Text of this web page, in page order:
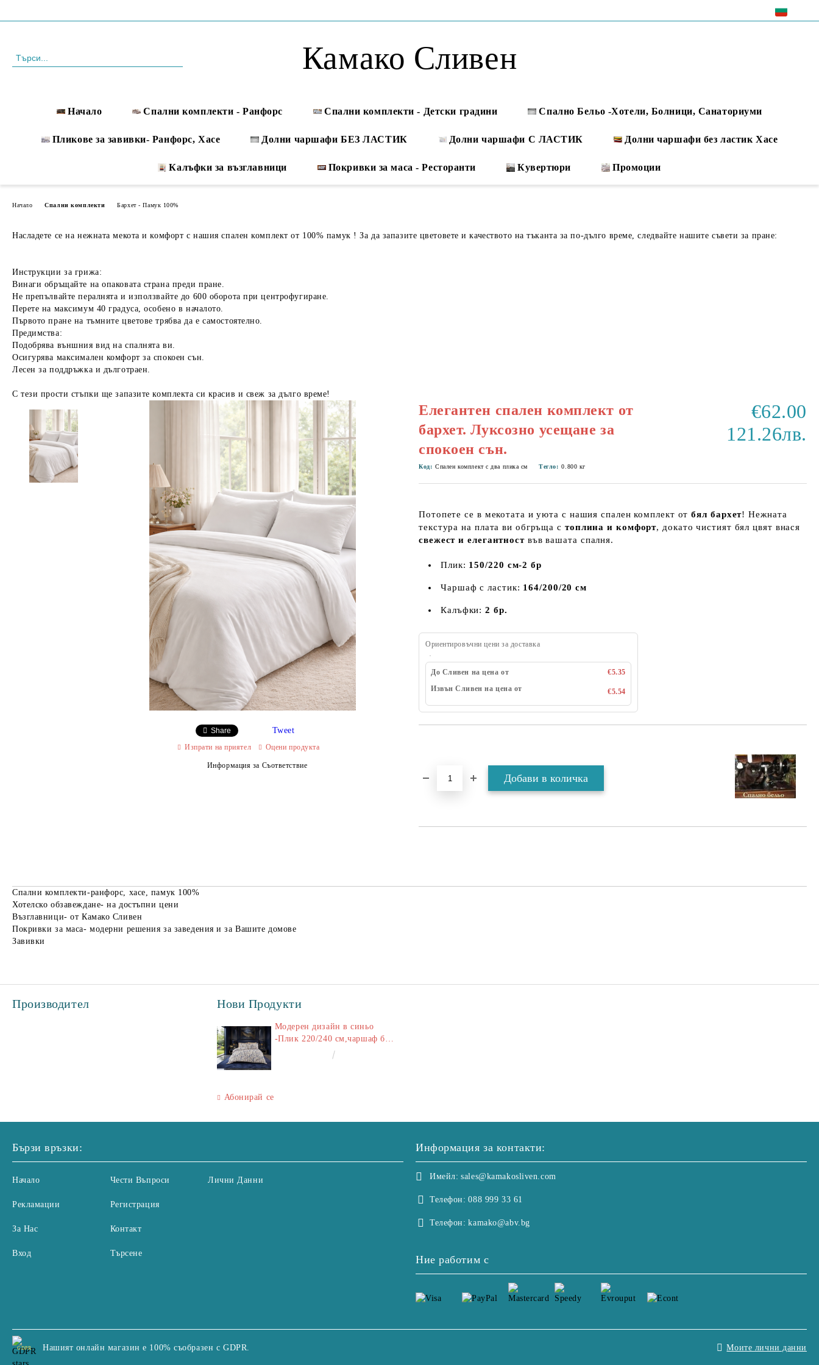
Камако Сливен
Начало Спални комплекти - Ранфорс Спални комплекти - Детски градини Спално Бельо -Хотели, Болници, Санаториуми
Пликове за завивки- Ранфорс, Хасе Долни чаршафи БЕЗ ЛАСТИК Долни чаршафи С ЛАСТИК Долни чаршафи без ластик Хасе
Калъфки за възглавници Покривки за маса - Ресторанти Кувертюри Промоции
Начало Спални комплекти Бархет - Памук 100%
Насладете се на нежната мекота и комфорт с нашия спален комплект от 100% памук ! За да запазите цветовете и качеството на тъканта за по-дълго време, следвайте нашите съвети за пране:
Инструкции за грижа:
Винаги обръщайте на опаковата страна преди пране.
Не препълвайте пералнята и използвайте до 600 оборота при центрофугиране.
Перете на максимум 40 градуса, особено в началото.
Първото пране на тъмните цветове трябва да е самостоятелно.
Предимства:
Подобрява външния вид на спалнята ви.
Осигурява максимален комфорт за спокоен сън.
Лесен за поддръжка и дълготраен.
С тези прости стъпки ще запазите комплекта си красив и свеж за дълго време!
Елегантен спален комплект от
бархет. Луксозно усещане за
спокоен сън.
€62.00
121.26лв.
Код: Спален комплект с два плика см Тегло: 0.800 кг
Потопете се в мекотата и уюта с нашия спален комплект отбял бархет! Нежната
текстура на плата ви обгръща с топлина и комфорт, докато чистият бял цвят внася
свежест и елегантноствъв вашата спалня.
Плик: 150/220 см-2 бр
Чаршаф с ластик: 164/200/20 см
Калъфки:2 бр.
Ориентировъчни цени за доставка
До Сливен на цена от
€5.35
Извън Сливен на цена от
€5.54
Share Tweet
Изпрати на приятел Оцени продукта
Информация за Съответствие
Спални комплекти-ранфорс, хасе, памук 100%
Хотелско обзавеждане- на достъпни цени
Възглавници- от Камако Сливен
Покривки за маса- модерни решения за заведения и за Вашите домове
Завивки
Производител Нови Продукти
Модерен дизайн в синьо
-Плик 220/240 см,чаршаф без
ластик 240/260 см,калъфки
Абонирай се
Бързи връзки:
Начало
Рекламации
За Нас
Вход
Чести Въпроси
Регистрация
Контакт
Търсене
Лични Данни
Информация за контакти:
Имейл: sales@kamakosliven.com
Телефон: 088 999 33 61
Телефон: kamako@abv.bg
Ние работим с
GDPR Нашият онлайн магазин е 100% съобразен с GDPR. Моите лични данни